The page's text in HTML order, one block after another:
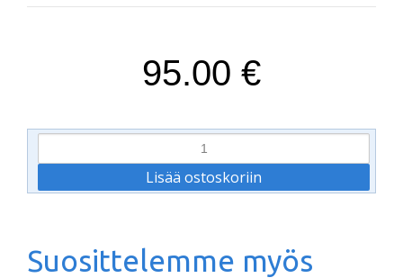
95.00 €
Suosittelemme myös